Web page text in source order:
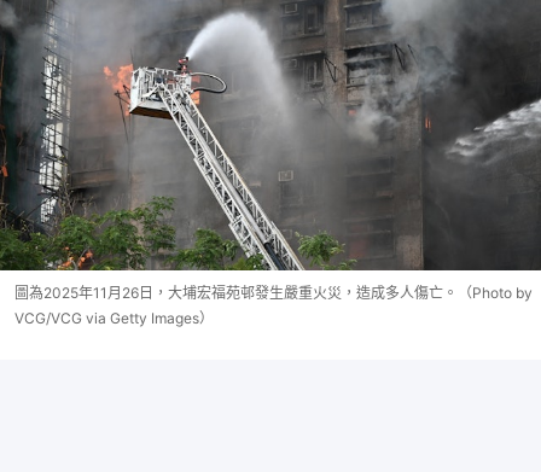
圖為2025年11月26日，大埔宏福苑邨發生嚴重火災，造成多人傷亡。（Photo by
VCG/VCG via Getty Images）